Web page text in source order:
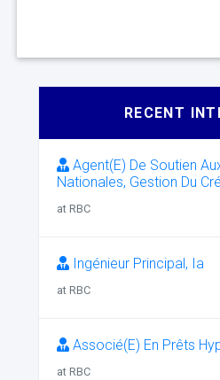
RECENT
Agent(E) De Soutien
Nationales, Gestion Du
at RBC
Ingénieur Principal, Ia
at RBC
Associé(E) En Prêts
at RBC